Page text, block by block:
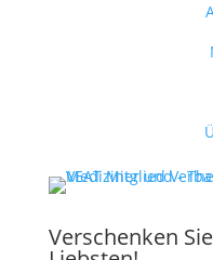
Verschenken